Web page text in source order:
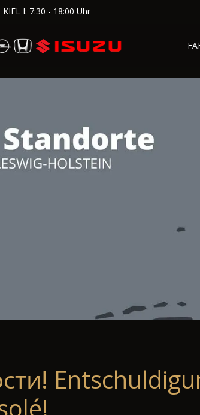
KIEL I: 7:30 - 18:00 Uhr